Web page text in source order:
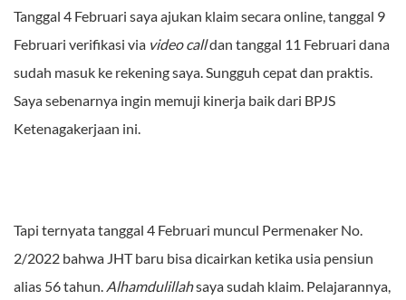
Tanggal 4 Februari saya ajukan klaim secara online, tanggal 9
Februari verifikasi via video calldan tanggal 11 Februari dana
sudah masuk ke rekening saya. Sungguh cepat dan praktis.
Saya sebenarnya ingin memuji kinerja baik dari BPJS
Ketenagakerjaan ini.
Tapi ternyata tanggal 4 Februari muncul Permenaker No.
2/2022 bahwa JHT baru bisa dicairkan ketika usia pensiun
alias 56 tahun. Alhamdulillahsaya sudah klaim. Pelajarannya,